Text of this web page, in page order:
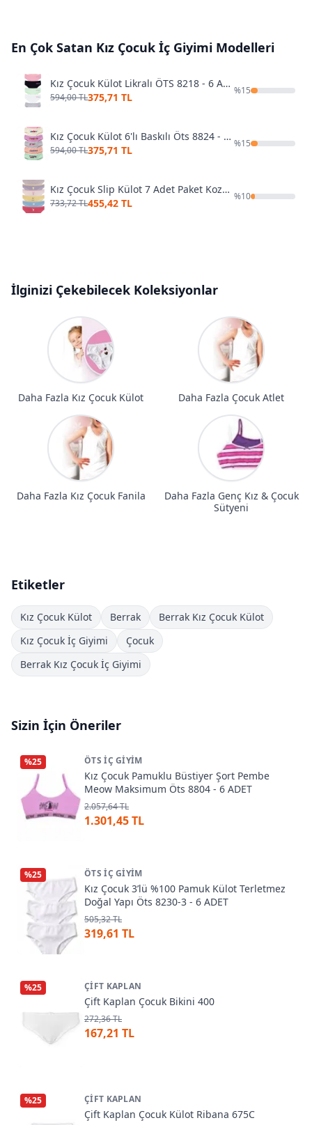
En Çok Satan Kız Çocuk İç Giyimi Modelleri
Kız Çocuk Külot Likralı ÖTS 8218 - 6 ADET
594,00 TL375,71 TL
%15
Kız Çocuk Külot 6'lı Baskılı Öts 8824 - 6 ADET
594,00 TL375,71 TL
%15
Kız Çocuk Slip Külot 7 Adet Paket Koza Biat KZ79500-30
733,72 TL455,42 TL
%10
İlginizi Çekebilecek Koleksiyonlar
Daha Fazla Kız Çocuk Külot Daha Fazla Çocuk Atlet
Daha Fazla Kız Çocuk Fanila
Daha Fazla Genç Kız & Çocuk
Sütyeni
Etiketler
Kız Çocuk Külot Berrak
Berrak Kız Çocuk Külot
Kız Çocuk İç Giyimi
Çocuk
Berrak Kız Çocuk İç Giyimi
Sizin İçin Öneriler
%25 ÖTS İÇ GIYIM
Kız Çocuk Pamuklu Büstiyer Şort Pembe
Meow Maksimum Öts 8804 - 6 ADET
2.057,64 TL
1.301,45 TL
%25 ÖTS İÇ GIYIM
Kız Çocuk 3’lü %100 Pamuk Külot Terletmez
Doğal Yapı Öts 8230-3 - 6 ADET
505,32 TL
319,61 TL
%25 ÇIFT KAPLAN
Çift Kaplan Çocuk Bikini 400
272,36 TL
167,21 TL
%25 ÇIFT KAPLAN
Çift Kaplan Çocuk Külot Ribana 675C